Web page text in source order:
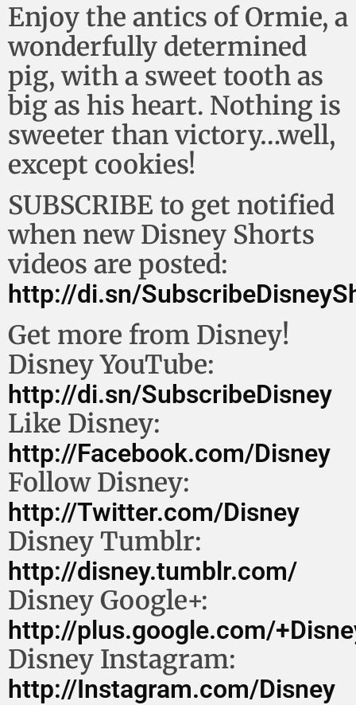
Enjoy the antics of Ormie, a
wonderfully determined
pig, with a sweet tooth as
big as his heart. Nothing is
sweeter than victory…well,
except cookies!
SUBSCRIBE to get notified
when new Disney Shorts
videos are posted:
http://di.sn/
Get more from Disney!
Disney YouTube:
http://di.sn/SubscribeDisney
Like Disney:
http://Facebook.com/Disney
Follow Disney:
http://Twitter.com/Disney
Disney Tumblr:
http://disney.tumblr.com/
Disney Google+:
http://plus.google.com/
Disney Instagram:
http://Instagram.com/Disney